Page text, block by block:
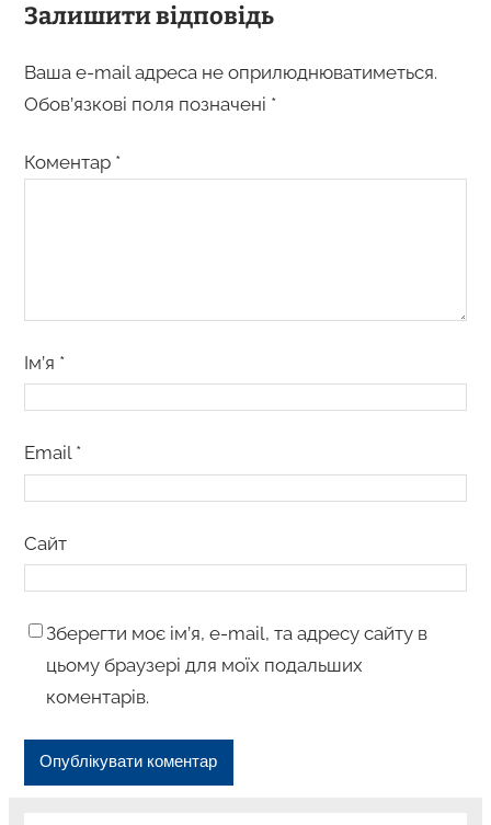
Залишити відповідь
Ваша e-mail адреса не оприлюднюватиметься.
Обов’язкові поля позначені *
Коментар *
Ім’я *
Email *
Сайт
Зберегти моє ім’я, e-mail, та адресу сайту в
цьому браузері для моїх подальших
коментарів.